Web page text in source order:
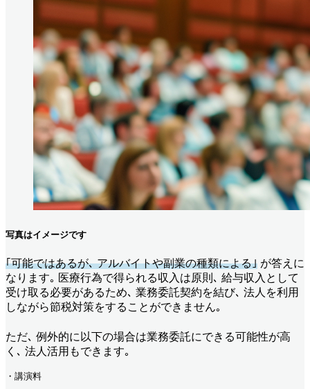
写真はイメージです
｢可能ではあるが､ アルバイトや副業の種類による｣ が答えに
なります｡ 医療行為で得られる収入は原則､ 給与収入として
受け取る必要があるため､ 業務委託契約を結び､ 法人を利用
しながら節税対策をすることができません｡
ただ､ 例外的に以下の場合は業務委託にできる可能性が高
く､ 法人活用もできます｡
・講演料